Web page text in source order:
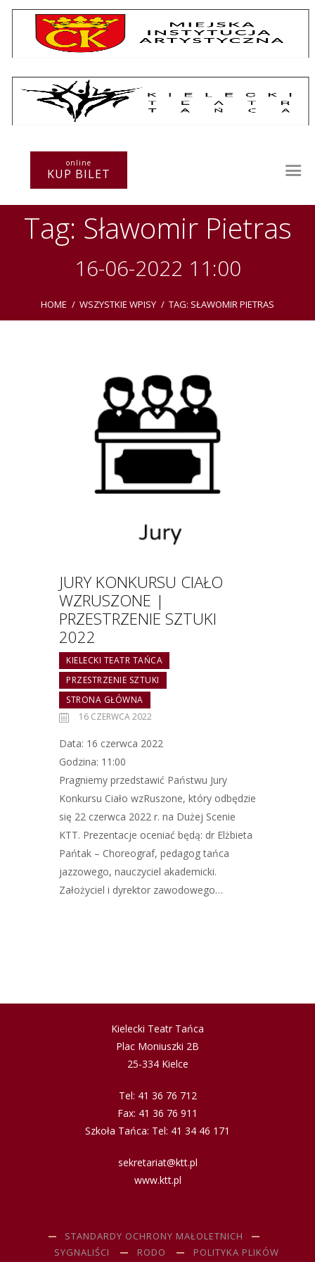
online
KUP BILET
Tag: Sławomir Pietras
16-06-2022 11:00
HOME WSZYSTKIE WPISY TAG: SŁAWOMIR PIETRAS
Repertuar
Warsztaty
Festiwal
Kurs instruktorski
Sprawozdania
JURY KONKURSU CIAŁO
WZRUSZONE |
PRZESTRZENIE SZTUKI
2022
KIELECKI TEATR TAŃCA
PRZESTRZENIE SZTUKI
STRONA GŁÓWNA
16 CZERWCA 2022
Data: 16 czerwca 2022
Godzina: 11:00
Pragniemy przedstawić Państwu Jury
Konkursu Ciało wzRuszone, który odbędzie
się 22 czerwca 2022 r. na Dużej Scenie
KTT. Prezentacje oceniać będą: dr Elżbieta
Pańtak – Choreograf, pedagog tańca
jazzowego, nauczyciel akademicki.
Założyciel i dyrektor zawodowego…
Kielecki Teatr Tańca
Plac Moniuszki 2B
25-334 Kielce
Tel: 41 36 76 712
Fax: 41 36 76 911
Szkoła Tańca: Tel: 41 34 46 171
sekretariat@ktt.pl
www.ktt.pl
STANDARDY OCHRONY MAŁOLETNICH
SYGNALIŚCI
RODO POLITYKA PLIKÓW